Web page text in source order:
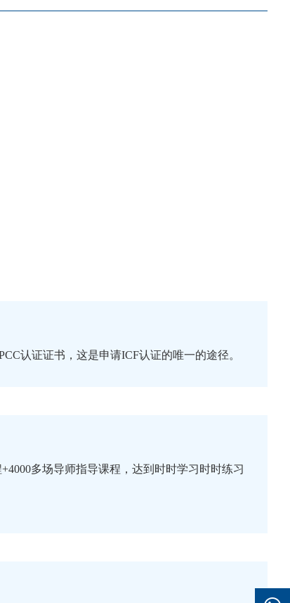
认证证书，这是申请ICF认证的唯一的途径。
多场导师指导课程，达到时时学习时时练习